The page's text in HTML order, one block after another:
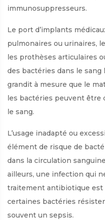
immunosuppresseurs.
Le port d’implants
pulmonaires ou urinaires,
les prothèses articulaires
des bactéries dans le sang
grandit à mesure que le
les bactéries peuvent être
le sang.
L’usage inadapté ou
élément de risque de
dans la circulation
ailleurs, une infection qui
traitement antibiotique est
certaines bactéries
souvent un sepsis.